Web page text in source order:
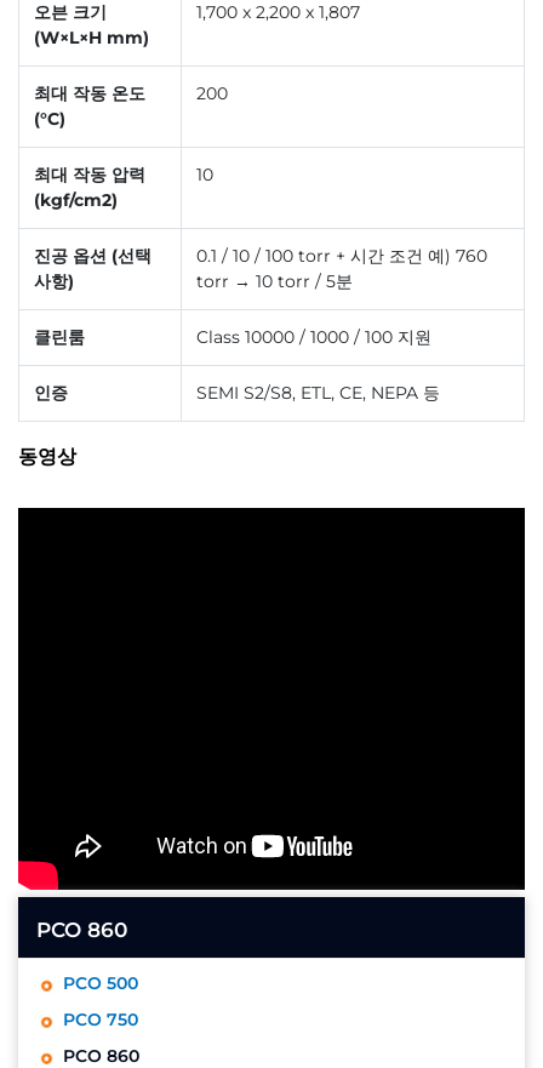
오븐 크기
(W×L×H mm)
1,700 x 2,200 x 1,807
최대 작동 온도
(°C)
200
최대 작동 압력
(kgf/cm2)
10
진공 옵션 (선택
사항)
0.1 / 10 / 100 torr + 시간 조건 예) 760
torr → 10 torr / 5분
클린룸 Class 10000 / 1000 / 100 지원
인증 SEMI S2/S8, ETL, CE, NEPA 등
동영상
PCO 860
PCO 500
PCO 750
PCO 860